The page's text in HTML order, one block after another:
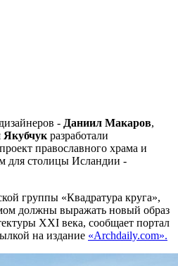
- Даниил Макаров,
разработали
православного храма и
для столицы Исландии -
группы «Квадратура круга»,
должны выражать новый образ
XXI века, сообщает портал
на издание «Archdaily.com».